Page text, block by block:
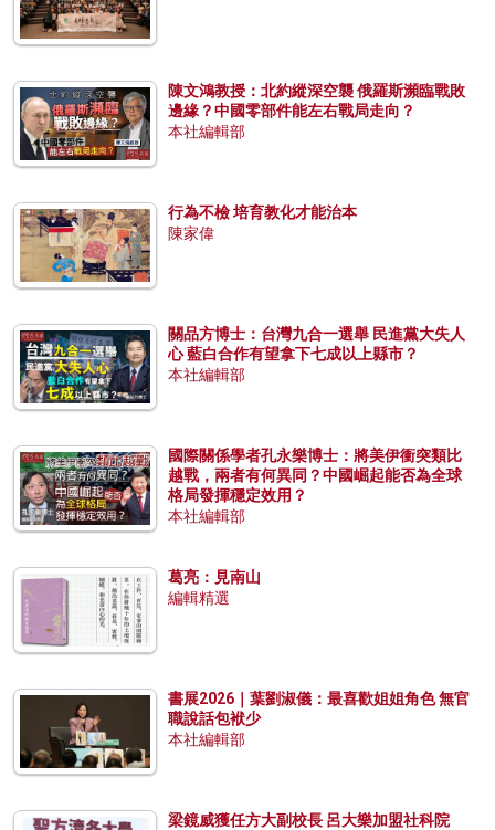
陳文鴻教授：北約縱深空襲 俄羅斯瀕臨戰敗
邊緣？中國零部件能左右戰局走向？
本社編輯部
行為不檢 培育教化才能治本
陳家偉
關品方博士：台灣九合一選舉 民進黨大失人
心 藍白合作有望拿下七成以上縣市？
本社編輯部
國際關係學者孔永樂博士：將美伊衝突類比
越戰，兩者有何異同？中國崛起能否為全球
格局發揮穩定效用？
本社編輯部
葛亮：見南山
編輯精選
書展2026｜葉劉淑儀：最喜歡姐姐角色 無官
職說話包袱少
本社編輯部
梁鏡威獲任方大副校長 呂大樂加盟社科院